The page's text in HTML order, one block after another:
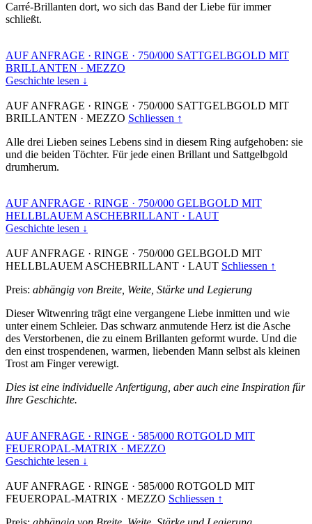
Carré-Brillanten dort, wo sich das Band der Liebe für immer
schließt.
AUF ANFRAGE · RINGE · 750/000 SATTGELBGOLD MIT
BRILLANTEN · MEZZO
Geschichte lesen ↓
AUF ANFRAGE · RINGE · 750/000 SATTGELBGOLD MIT
BRILLANTEN · MEZZO Schliessen ↑
Alle drei Lieben seines Lebens sind in diesem Ring aufgehoben: sie
und die beiden Töchter. Für jede einen Brillant und Sattgelbgold
drumherum.
AUF ANFRAGE · RINGE · 750/000 GELBGOLD MIT
HELLBLAUEM ASCHEBRILLANT · LAUT
Geschichte lesen ↓
AUF ANFRAGE · RINGE · 750/000 GELBGOLD MIT
HELLBLAUEM ASCHEBRILLANT · LAUT Schliessen ↑
Preis: abhängig von Breite, Weite, Stärke und Legierung
Dieser Witwenring trägt eine vergangene Liebe inmitten und wie
unter einem Schleier. Das schwarz anmutende Herz ist die Asche
des Verstorbenen, die zu einem Brillanten geformt wurde. Und die
den einst trospendenen, warmen, liebenden Mann selbst als kleinen
Trost am Finger verewigt.
Dies ist eine individuelle Anfertigung, aber auch eine Inspiration für
Ihre Geschichte.
AUF ANFRAGE · RINGE · 585/000 ROTGOLD MIT
FEUEROPAL-MATRIX · MEZZO
Geschichte lesen ↓
AUF ANFRAGE · RINGE · 585/000 ROTGOLD MIT
FEUEROPAL-MATRIX · MEZZO Schliessen ↑